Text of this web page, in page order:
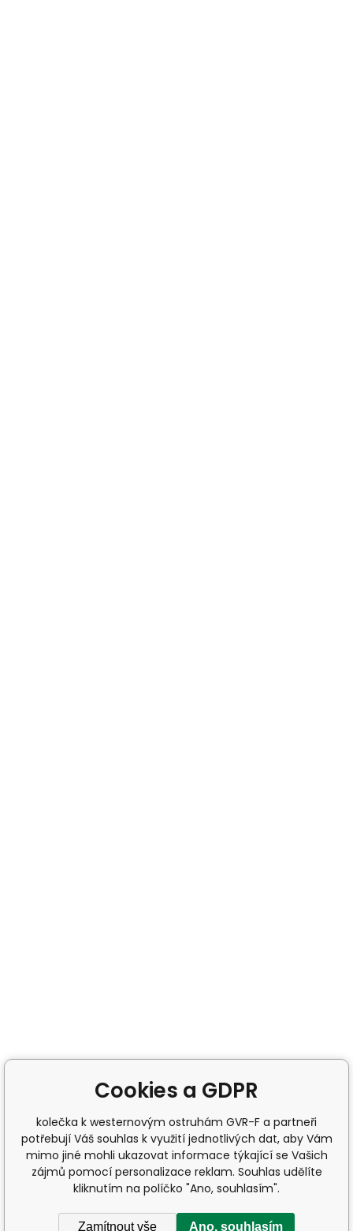
Cookies a GDPR
kolečka k westernovým ostruhám GVR-F a partneři
potřebují Váš souhlas k využití jednotlivých dat, aby Vám
mimo jiné mohli ukazovat informace týkající se Vašich
zájmů pomocí personalizace reklam. Souhlas udělíte
kliknutím na políčko "Ano, souhlasím".
Zamítnout vše Ano, souhlasím